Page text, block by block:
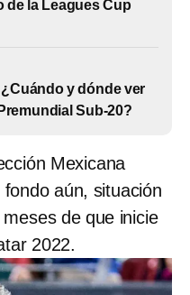
de la Leagues Cup
y dónde ver
Sub-20?
Mexicana
aún, situación
de que inicie
2022.